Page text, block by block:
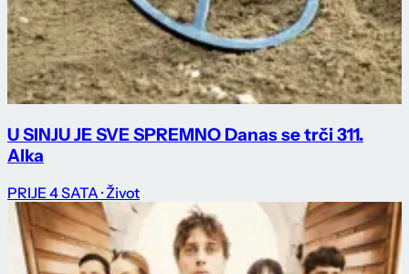
U SINJU JE SVE SPREMNO Danas se trči 311.
Alka
PRIJE 4 SATA · Život